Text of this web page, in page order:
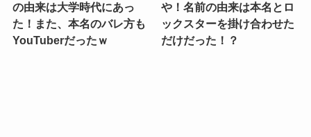
の由来は大学時代にあっ
た！また、本名のバレ方も
YouTuberだったｗ
や！名前の由来は本名とロ
ックスターを掛け合わせた
だけだった！？